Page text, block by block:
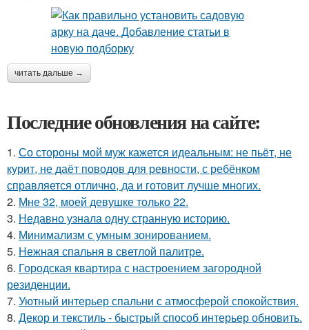
читать дальше →
Последние обновления на сайте:
1. Со стороны мой муж кажется идеальным: не пьёт, не
курит, не даёт поводов для ревности, с ребёнком
справляется отлично, да и готовит лучше многих.
2. Мне 32, моей девушке только 22.
3. Недавно узнала одну странную историю.
4. Минимализм с умным зонированием.
5. Нежная спальня в светлой палитре.
6. Городская квартира с настроением загородной
резиденции.
7. Уютный интерьер спальни с атмосферой спокойствия.
8. Декор и текстиль - быстрый способ интерьер обновить.